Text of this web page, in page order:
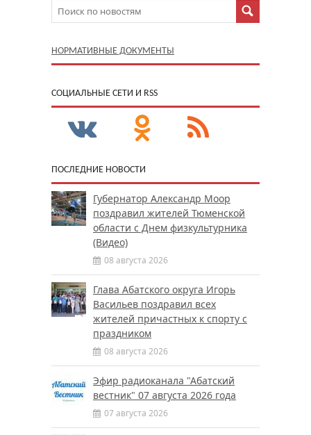
НОРМАТИВНЫЕ ДОКУМЕНТЫ
CОЦИАЛЬНЫЕ СЕТИ И RSS
ПОСЛЕДНИЕ НОВОСТИ
Губернатор Александр Моор
поздравил жителей Тюменской
области с Днем физкультурника
(Видео)
08 августа 2026
Глава Абатского округа Игорь
Васильев поздравил всех
жителей причастных к спорту с
праздником
08 августа 2026
Эфир радиоканала "Абатский
вестник" 07 августа 2026 года
07 августа 2026